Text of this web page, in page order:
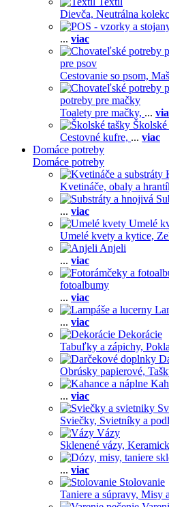
Dievča, Neutrálna
... viac
pre psov
Cestovanie so psom,
potreby pre mačky
Toalety pre mačky, ...
Cestovné kufre, ... viac
Domáce potreby
Domáce potreby
Kvetináče, obaly a
... viac
Umelé
Umelé kvety a kytice,
Anjeli
... viac
fotoalbumy
... viac
... viac
Dekorácie
Tabuľky a zápichy,
Obrúsky papierové,
... viac
Sviečky, Svietníky a
Vázy
Sklenené vázy,
... viac
Stolovanie
Taniere a súpravy, Misy